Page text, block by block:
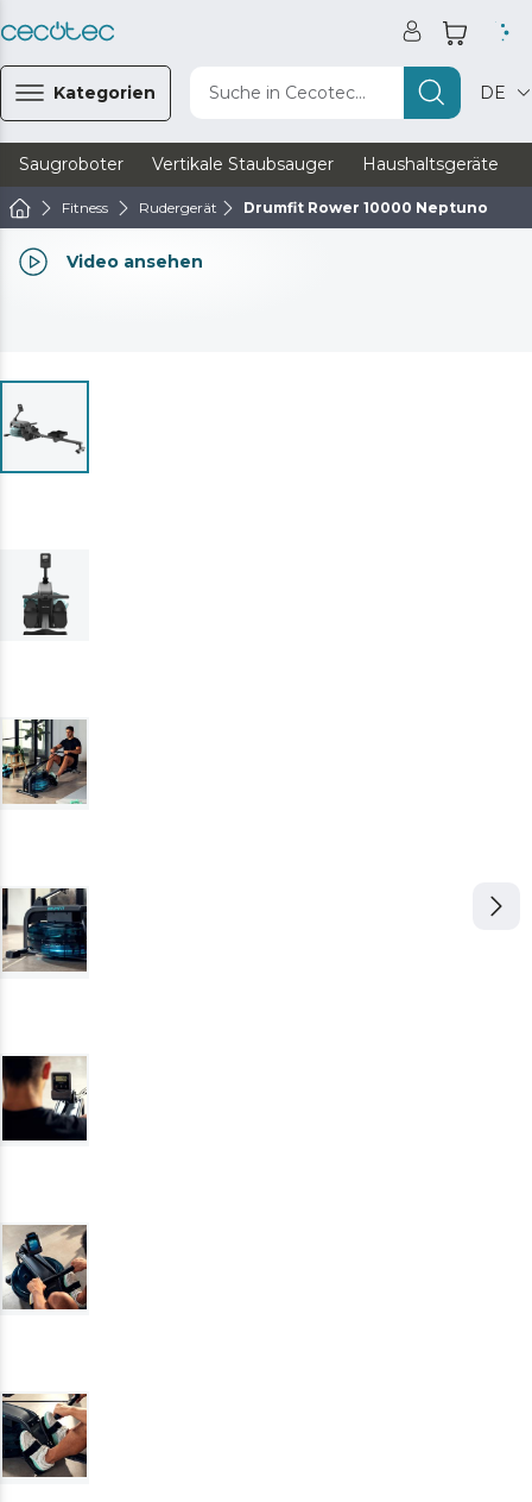
Kategorien Suche in Cecotec... DE
Saugroboter Vertikale Staubsauger Haushaltsgeräte
Fitness Rudergerät Drumfit Rower 10000 Neptuno
Video ansehen